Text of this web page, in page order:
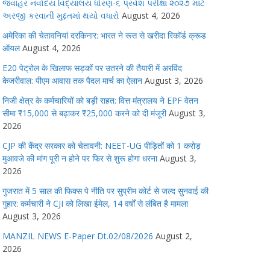
જવાહર નવોદય વિદ્યાલય ધોરણ-૬ પ્રવેશ પરીક્ષા ૨૦૨૭ માટે
અરજી કરવાની મુદ્દતમાં થયો વધારો August 4, 2026
अमेरिका की चेतावनियां दरकिनार: भारत ने रूस से खरीदा रिकॉर्ड क्रूड
ऑयल August 4, 2026
E20 पेट्रोल के खिलाफ सड़कों पर उतरने की तैयारी में अरविंद
केजरीवाल: पीएम आवास तक पैदल मार्च का ऐलान August 3, 2026
निजी क्षेत्र के कर्मचारियों को बड़ी राहत: वित्त मंत्रालय ने EPF वेतन
सीमा ₹15,000 से बढ़ाकर ₹25,000 करने को दी मंजूरी August 3,
2026
CJP की केंद्र सरकार को चेतावनी: NEET-UG पीड़ितों को 1 करोड़
मुआवजे की मांग पूरी न होने पर फिर से शुरू होगा धरना August 3,
2026
गुजरात में 5 साल की फिक्स पे नीति पर सुप्रीम कोर्ट से जल्द सुनवाई की
गुहार: कर्मचारी ने CJI को लिखा ईमेल, 14 वर्षों से लंबित है मामला
August 3, 2026
MANZIL NEWS E-Paper Dt.02/08/2026 August 2,
2026